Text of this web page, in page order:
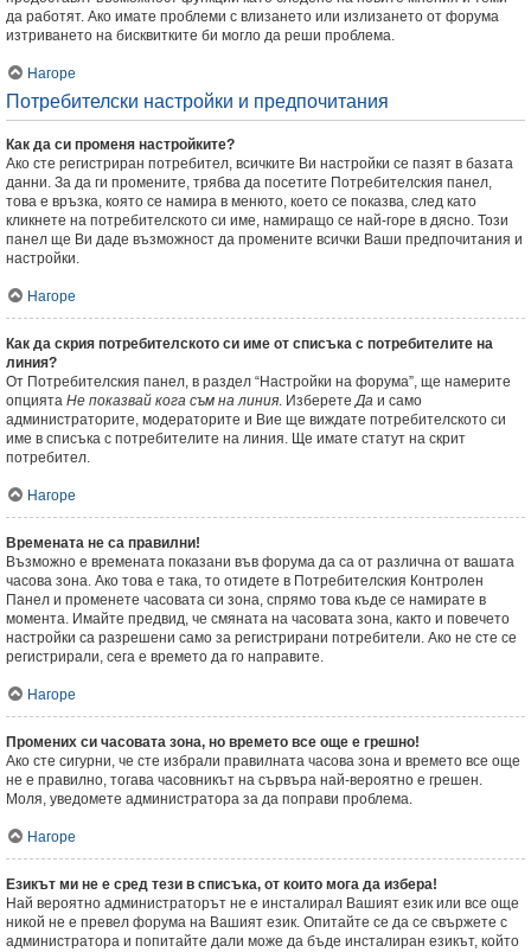
да работят. Ако имате проблеми с влизането или излизането от форума
изтриването на бисквитките би могло да реши проблема.
Нагоре
Потребителски настройки и предпочитания
Как да си променя настройките?
Ако сте регистриран потребител, всичките Ви настройки се пазят в базата
данни. За да ги промените, трябва да посетите Потребителския панел,
това е връзка, която се намира в менюто, което се показва, след като
кликнете на потребителското си име, намиращо се най-горе в дясно. Този
панел ще Ви даде възможност да промените всички Ваши предпочитания и
настройки.
Нагоре
Как да скрия потребителското си име от списъка с потребителите на
линия?
От Потребителския панел, в раздел “Настройки на форума”, ще намерите
опцията Не показвай кога съм на линия. ИзберетеДа и само
администраторите, модераторите и Вие ще виждате потребителското си
име в списъка с потребителите на линия. Ще имате статут на скрит
потребител.
Нагоре
Времената не са правилни!
Възможно е времената показани във форума да са от различна от вашата
часова зона. Ако това е така, то отидете в Потребителския Контролен
Панел и променете часовата си зона, спрямо това къде се намирате в
момента. Имайте предвид, че смяната на часовата зона, както и повечето
настройки са разрешени само за регистрирани потребители. Ако не сте се
регистрирали, сега е времето да го направите.
Нагоре
Промених си часовата зона, но времето все още е грешно!
Ако сте сигурни, че сте избрали правилната часова зона и времето все още
не е правилно, тогава часовникът на сървъра най-вероятно е грешен.
Моля, уведомете администратора за да поправи проблема.
Нагоре
Езикът ми не е сред тези в списъка, от които мога да избера!
Най вероятно администраторът не е инсталирал Вашият език или все още
никой не е превел форума на Вашият език. Опитайте се да се свържете с
администратора и попитайте дали може да бъде инсталиран езикът, който